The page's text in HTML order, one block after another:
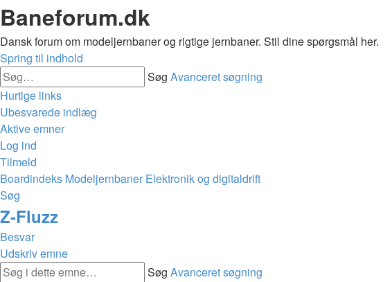
Baneforum.dk
Dansk forum om modeljernbaner og rigtige jernbaner. Stil dine spørgsmål her.
Spring til indhold
Søg Avanceret søgning
Hurtige links
Ubesvarede indlæg
Aktive emner
Log ind
Tilmeld
Boardindeks Modeljernbaner Elektronik og digitaldrift
Søg
Z-Fluzz
Besvar
Udskriv emne
Søg Avanceret søgning